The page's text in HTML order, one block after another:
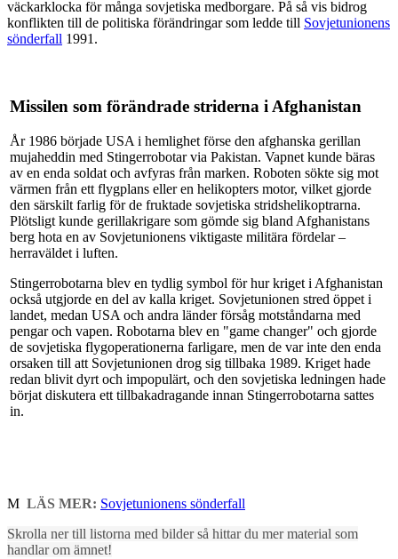
väckarklocka för många sovjetiska medborgare. På så vis bidrog
konflikten till de politiska förändringar som ledde till Sovjetunionens
sönderfall 1991.
Missilen som förändrade striderna i Afghanistan
År 1986 började USA i hemlighet förse den afghanska gerillan
mujaheddin med Stingerrobotar via Pakistan. Vapnet kunde bäras
av en enda soldat och avfyras från marken. Roboten sökte sig mot
värmen från ett flygplans eller en helikopters motor, vilket gjorde
den särskilt farlig för de fruktade sovjetiska stridshelikoptrarna.
Plötsligt kunde gerillakrigare som gömde sig bland Afghanistans
berg hota en av Sovjetunionens viktigaste militära fördelar –
herraväldet i luften.
Stingerrobotarna blev en tydlig symbol för hur kriget i Afghanistan
också utgjorde en del av kalla kriget. Sovjetunionen stred öppet i
landet, medan USA och andra länder försåg motståndarna med
pengar och vapen. Robotarna blev en "game changer" och gjorde
de sovjetiska flygoperationerna farligare, men de var inte den enda
orsaken till att Sovjetunionen drog sig tillbaka 1989. Kriget hade
redan blivit dyrt och impopulärt, och den sovjetiska ledningen hade
börjat diskutera ett tillbakadragande innan Stingerrobotarna sattes
in.
M LÄS MER: Sovjetunionens sönderfall
Skrolla ner till listorna med bilder så hittar du mer material som
handlar om ämnet!